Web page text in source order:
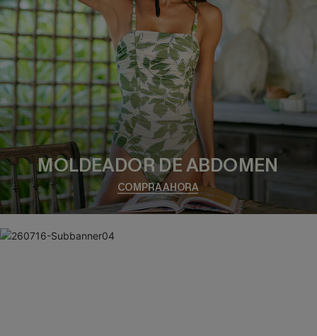
MOLDEADOR DE ABDOMEN
COMPRA AHORA
promocionales y personalizados automáticos de Cupshe en
cualquier momento del día. No se requiere consentimiento para
realizar ninguna compra. Podemos utilizar la información que nos
facilite para recomendarle productos y ofertas adaptados a su perfil.